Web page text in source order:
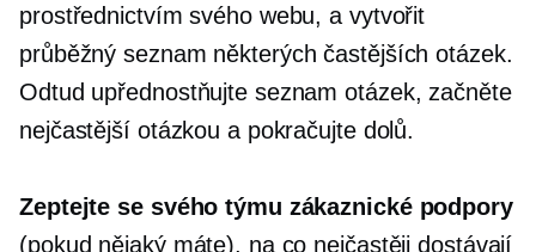
prostřednictvím svého webu, a vytvořit
průběžný seznam některých častějších otázek.
Odtud upřednostňujte seznam otázek, začněte
nejčastější otázkou a pokračujte dolů.
Zeptejte se svého týmu zákaznické podpory
(pokud nějaký máte), na co nejčastěji dostávají